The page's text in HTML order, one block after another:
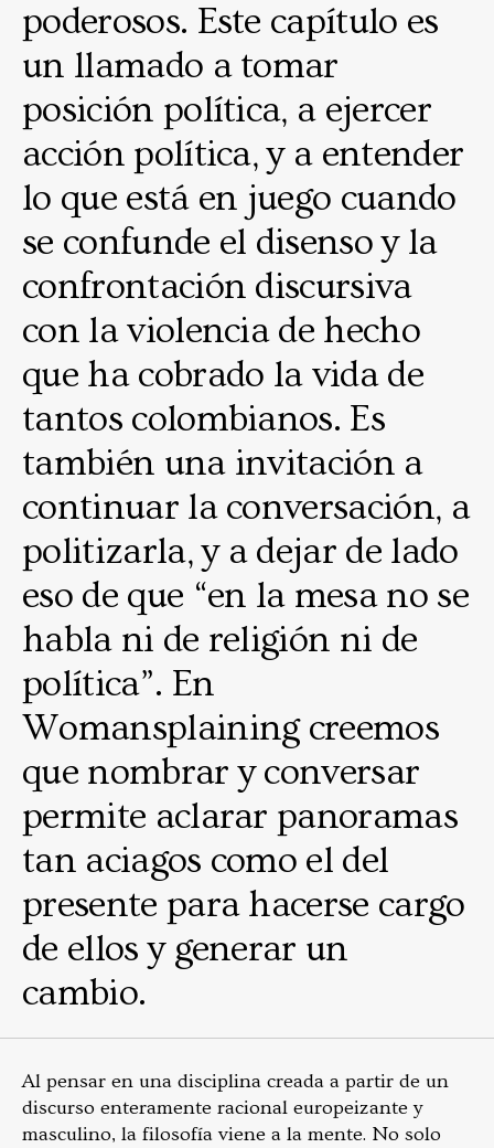
poderosos. Este capítulo es
un llamado a tomar
posición política, a ejercer
acción política, y a entender
lo que está en juego cuando
se confunde el disenso y la
confrontación discursiva
con la violencia de hecho
que ha cobrado la vida de
tantos colombianos. Es
también una invitación a
continuar la conversación, a
politizarla, y a dejar de lado
eso de que “en la mesa no se
habla ni de religión ni de
política”. En
Womansplaining creemos
que nombrar y conversar
permite aclarar panoramas
tan aciagos como el del
presente para hacerse cargo
de ellos y generar un
cambio.
Al pensar en una disciplina creada a partir de un
discurso enteramente racional europeizante y
masculino, la filosofía viene a la mente. No solo